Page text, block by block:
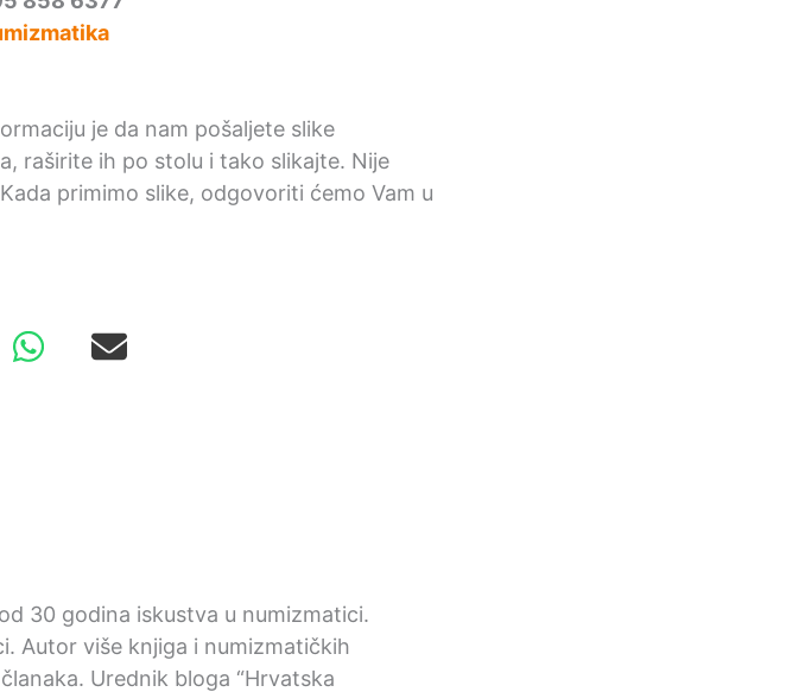
je da nam pošaljete slike
raširite ih po stolu i tako slikajte. Nije
primimo slike, odgovoriti ćemo Vam u
30 godina iskustva u numizmatici.
Autor više knjiga i numizmatičkih
Urednik bloga “Hrvatska